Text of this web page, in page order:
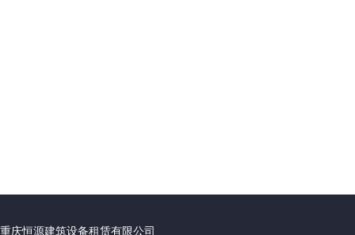
重庆恒源建筑设备租赁有限公司